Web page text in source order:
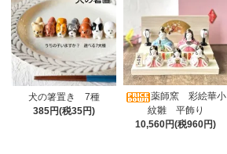
犬の箸置き 7種
385円(税35円)
薬師窯 彩絵華小
紋雛 平飾り
10,560円(税960円)